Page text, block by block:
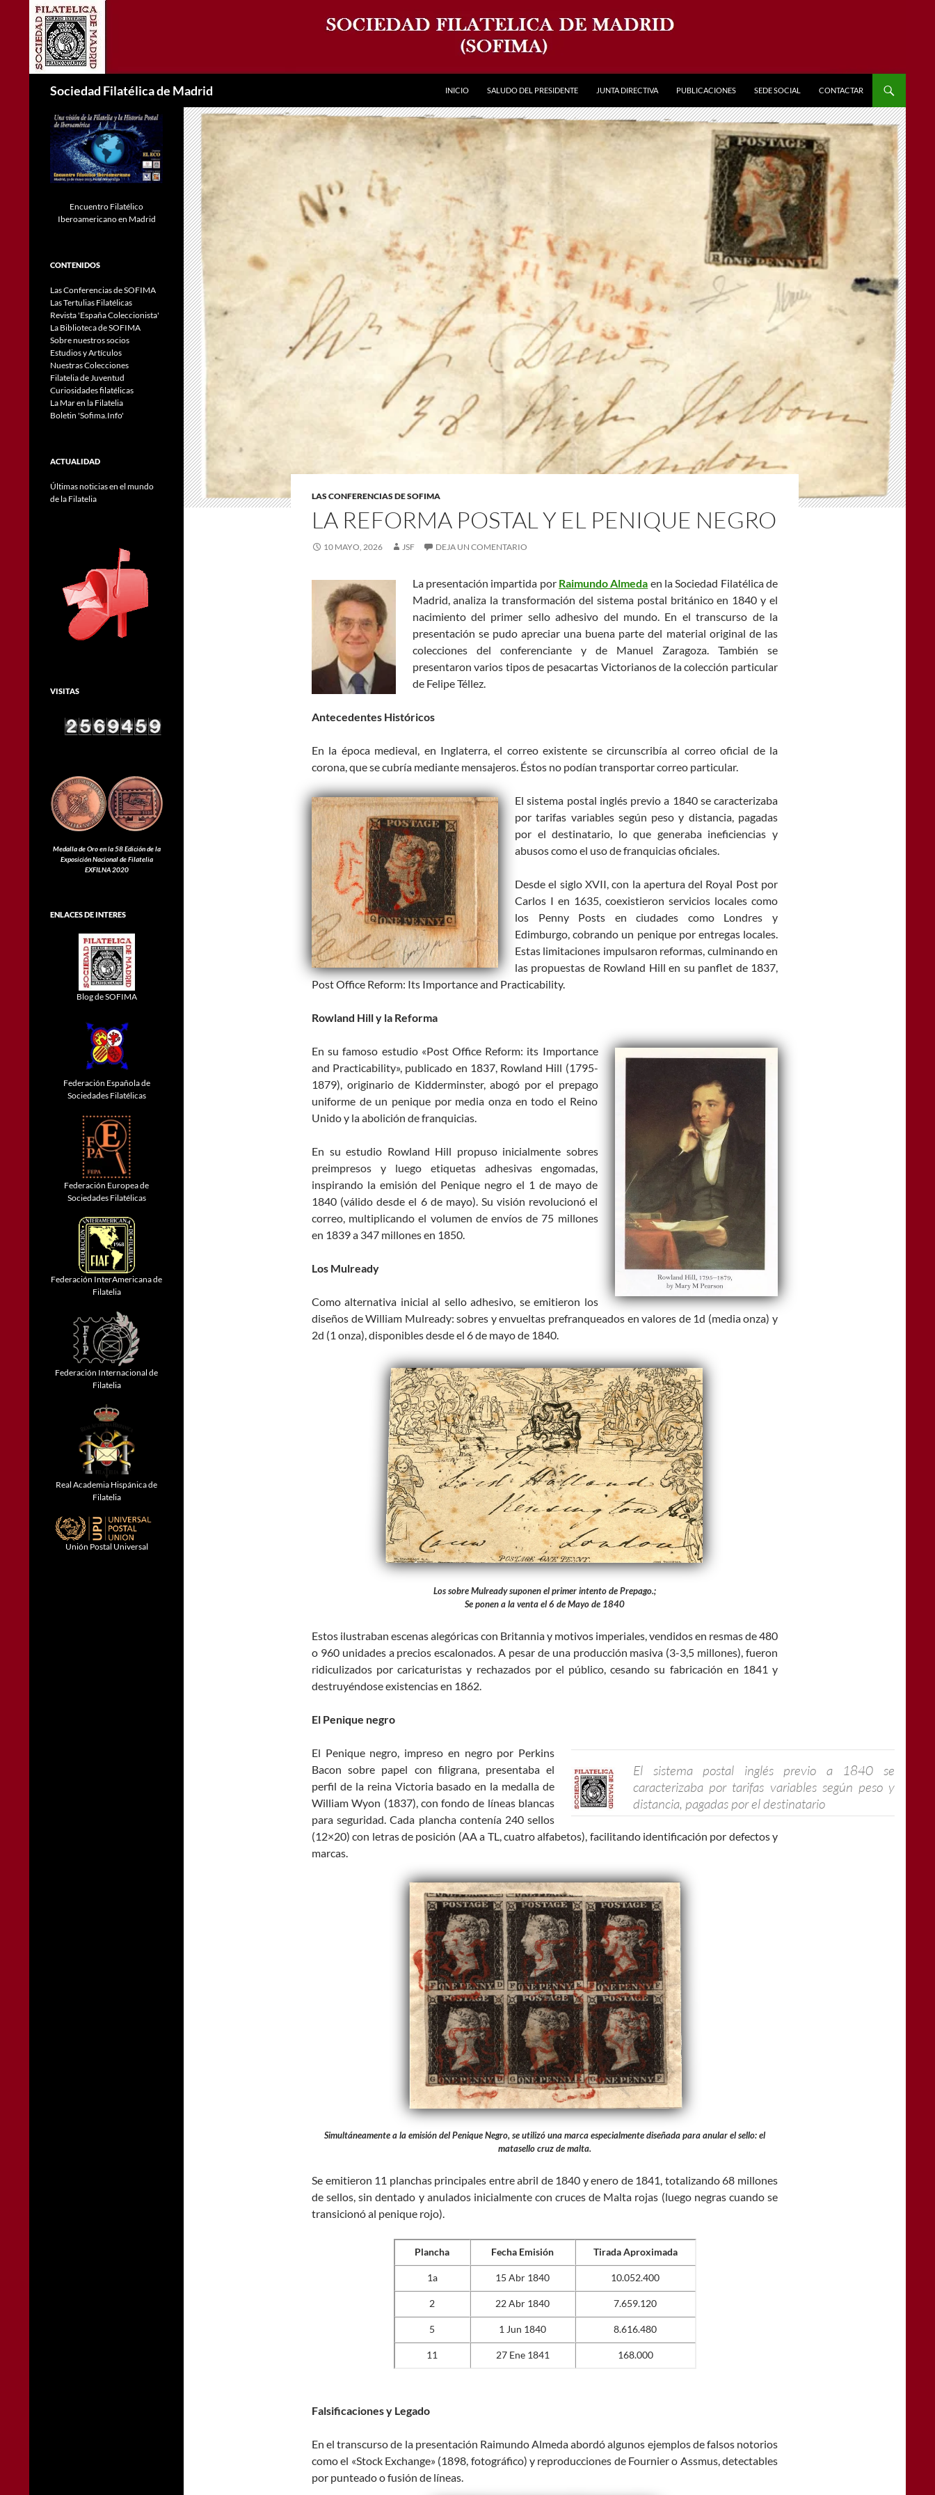
contenido
Sociedad Filatélica de Madrid INICIO SALUDO DEL PRESIDENTE JUNTA DIRECTIVA PUBLICACIONES SEDE SOCIAL CONTACTAR
LAS CONFERENCIAS DE SOFIMA
LA REFORMA POSTAL Y EL PENIQUE NEGRO
10 MAYO, 2026 JSF DEJA UN COMENTARIO
La presentación impartida por Raimundo Almeda en la Sociedad Filatélica de
Madrid, analiza la transformación del sistema postal británico en 1840 y el
nacimiento del primer sello adhesivo del mundo. En el transcurso de la
presentación se pudo apreciar una buena parte del material original de las
colecciones del conferenciante y de Manuel Zaragoza. También se
presentaron varios tipos de pesacartas Victorianos de la colección particular
de Felipe Téllez.
Antecedentes Históricos
En la época medieval, en Inglaterra, el correo existente se circunscribía al correo oficial de la
corona, que se cubría mediante mensajeros. Éstos no podían transportar correo particular.
El sistema postal inglés previo a 1840 se caracterizaba
por tarifas variables según peso y distancia, pagadas
por el destinatario, lo que generaba ineficiencias y
abusos como el uso de franquicias oficiales.
Desde el siglo XVII, con la apertura del Royal Post por
Carlos I en 1635, coexistieron servicios locales como
los Penny Posts en ciudades como Londres y
Edimburgo, cobrando un penique por entregas locales.
Estas limitaciones impulsaron reformas, culminando en
las propuestas de Rowland Hill en su panflet de 1837,
Post Office Reform: Its Importance and Practicability.
Rowland Hill y la Reforma
En su famoso estudio «Post Office Reform: its Importance
and Practicability», publicado en 1837, Rowland Hill (1795-
1879), originario de Kidderminster, abogó por el prepago
uniforme de un penique por media onza en todo el Reino
Unido y la abolición de franquicias.
En su estudio Rowland Hill propuso inicialmente sobres
preimpresos y luego etiquetas adhesivas engomadas,
inspirando la emisión del Penique negro el 1 de mayo de
1840 (válido desde el 6 de mayo). Su visión revolucionó el
correo, multiplicando el volumen de envíos de 75 millones
en 1839 a 347 millones en 1850.
Los Mulready
Como alternativa inicial al sello adhesivo, se emitieron los
diseños de William Mulready: sobres y envueltas prefranqueados en valores de 1d (media onza) y
2d (1 onza), disponibles desde el 6 de mayo de 1840.
Los sobre Mulready suponen el primer intento de Prepago.;
Se ponen a la venta el 6 de Mayo de 1840
Estos ilustraban escenas alegóricas con Britannia y motivos imperiales, vendidos en resmas de 480
o 960 unidades a precios escalonados. A pesar de una producción masiva (3-3,5 millones), fueron
ridiculizados por caricaturistas y rechazados por el público, cesando su fabricación en 1841 y
destruyéndose existencias en 1862.
El Penique negro
El sistema postal inglés previo a 1840 se
caracterizaba por tarifas variables según peso y
distancia, pagadas por el destinatario
El Penique negro, impreso en negro por Perkins
Bacon sobre papel con filigrana, presentaba el
perfil de la reina Victoria basado en la medalla de
William Wyon (1837), con fondo de líneas blancas
para seguridad. Cada plancha contenía 240 sellos
(12×20) con letras de posición (AA a TL, cuatro alfabetos), facilitando identificación por defectos y
marcas.
Simultáneamente a la emisión del Penique Negro, se utilizó una marca especialmente diseñada para anular el sello: el
matasello cruz de malta.
Se emitieron 11 planchas principales entre abril de 1840 y enero de 1841, totalizando 68 millones
de sellos, sin dentado y anulados inicialmente con cruces de Malta rojas (luego negras cuando se
transicionó al penique rojo).
Plancha Fecha Emisión Tirada Aproximada
1a 15 Abr 1840 10.052.400
2 22 Abr 1840 7.659.120
5 1 Jun 1840 8.616.480
11 27 Ene 1841 168.000
Falsificaciones y Legado
En el transcurso de la presentación Raimundo Almeda abordó algunos ejemplos de falsos notorios
como el «Stock Exchange» (1898, fotográfico) y reproducciones de Fournier o Assmus, detectables
por punteado o fusión de líneas.
Encuentro Filatélico
Iberoamericano en Madrid
CONTENIDOS
Las Conferencias de SOFIMA
Las Tertulias Filatélicas
Revista 'España Coleccionista'
La Biblioteca de SOFIMA
Sobre nuestros socios
Estudios y Artículos
Nuestras Colecciones
Filatelia de Juventud
Curiosidades filatélicas
La Mar en la Filatelia
Boletin 'Sofima.Info'
ACTUALIDAD
Últimas noticias en el mundo
de la Filatelia
VISITAS
Medalla de Oro en la 58 Edición de la
Exposición Nacional de Filatelia
EXFILNA 2020
ENLACES DE INTERES
Blog de SOFIMA
Federación Española de
Sociedades Filatélicas
Federación Europea de
Sociedades Filatélicas
Federación InterAmericana de
Filatelia
Federación Internacional de
Filatelia
Real Academia Hispánica de
Filatelia
Unión Postal Universal